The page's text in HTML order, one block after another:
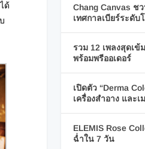
ด้
Chang Canvas ช
เทศกาลเบียร์ระดับ
รวม 12 เพลงสุดเ
พร้อมพรีออเดอร์
เปิดตัว “Derma
เครื่องสำอาง และ
ELEMIS Rose
ฉ่ำใน 7 วัน